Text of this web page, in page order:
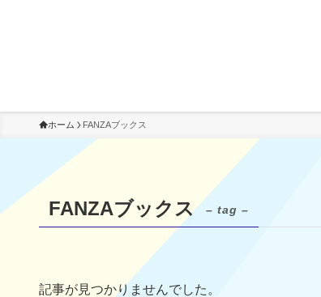
ホーム FANZAブックス
FANZAブックス – tag –
記事が見つかりませんでした。